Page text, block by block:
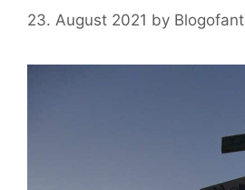
23. August 2021 by Blogofant